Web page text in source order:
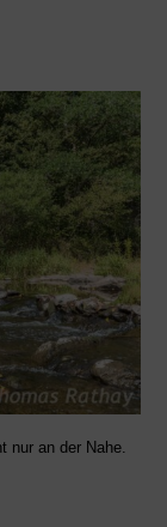
nur an der Nahe.